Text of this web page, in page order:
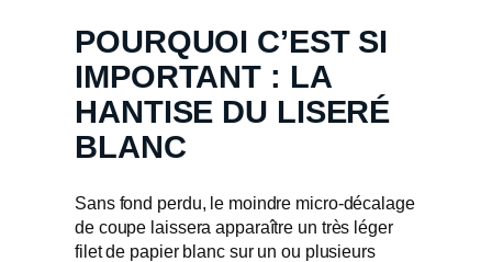
POURQUOI C’EST SI
IMPORTANT : LA
HANTISE DU LISERÉ
BLANC
Sans fond perdu, le moindre micro-décalage
de coupe laissera apparaître un très léger
filet de papier blanc sur un ou plusieurs